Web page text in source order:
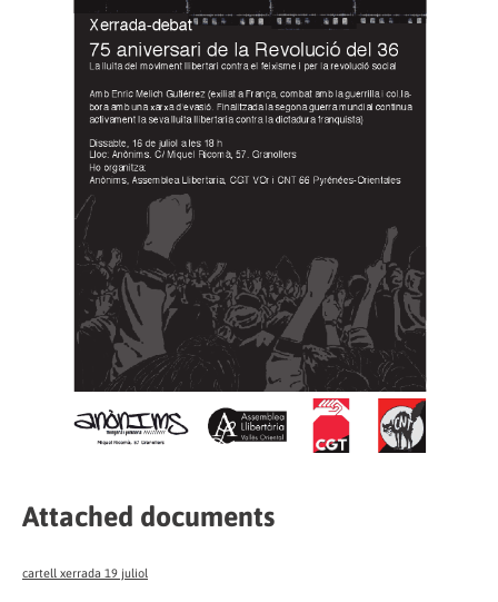
Attached documents
cartell xerrada 19 juliol